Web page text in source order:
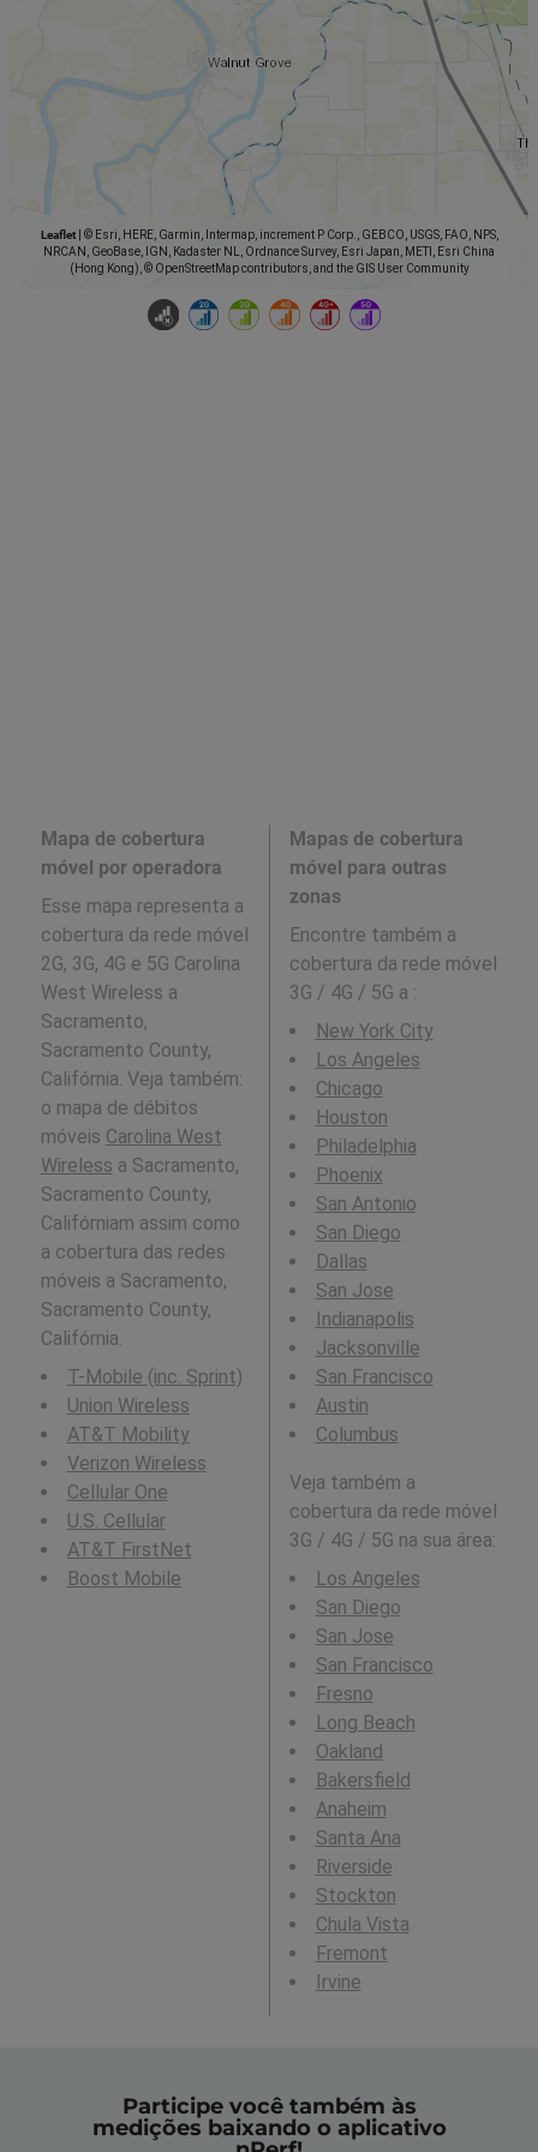
Leaflet
© Esri, HERE, Garmin, Intermap, increment P Corp., GEBCO, USGS, FAO, NPS,
NRCAN, GeoBase, IGN, Kadaster NL, Ordnance Survey, Esri Japan, METI, Esri China
(Hong Kong), © OpenStreetMap contributors, and the GIS User Community
Mapa de cobertura
móvel por operadora
Esse mapa representa a
cobertura da rede móvel
2G, 3G, 4G e 5G Carolina
West Wireless a
Sacramento,
Sacramento County,
Califórnia. Veja também:
o mapa de débitos
móveis Carolina West
Wireless a Sacramento,
Sacramento County,
Califórniam assim como
a cobertura das redes
móveis a Sacramento,
Sacramento County,
Califórnia.
T-Mobile (inc. Sprint)
Union Wireless
AT&T Mobility
Verizon Wireless
Cellular One
U.S. Cellular
AT&T FirstNet
Boost Mobile
Mapas de cobertura
móvel para outras
zonas
Encontre também a
cobertura da rede móvel
3G / 4G / 5G a :
New York City
Los Angeles
Chicago
Houston
Philadelphia
Phoenix
San Antonio
San Diego
Dallas
San Jose
Indianapolis
Jacksonville
San Francisco
Austin
Columbus
Veja também a
cobertura da rede móvel
3G / 4G / 5G na sua área:
Los Angeles
San Diego
San Jose
San Francisco
Fresno
Long Beach
Oakland
Bakersfield
Anaheim
Santa Ana
Riverside
Stockton
Chula Vista
Fremont
Irvine
Participe você também às
medições baixando o aplicativo